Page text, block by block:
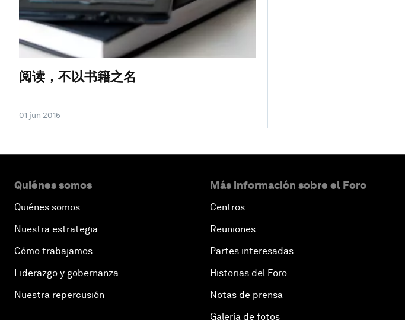
阅读，不以书籍之名
01 jun 2015
Quiénes somos
Quiénes somos
Nuestra estrategia
Cómo trabajamos
Liderazgo y gobernanza
Nuestra repercusión
Más información sobre el Foro
Centros
Reuniones
Partes interesadas
Historias del Foro
Notas de prensa
Galería de fotos